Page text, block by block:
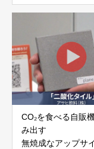
ブライトン株式会
CO₂を食べる自販
み出す
無焼成なアップサ